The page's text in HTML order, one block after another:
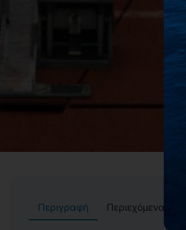
Περιγραφή Περιεχόμενα